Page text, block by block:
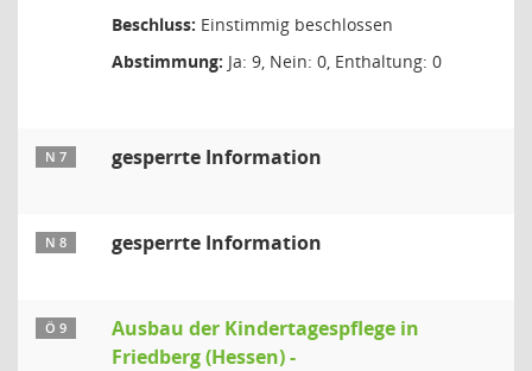
Beschluss: Einstimmig beschlossen
Abstimmung: Ja: 9, Nein: 0, Enthaltung: 0
N 7 gesperrte Information
N 8 gesperrte Information
Ö 9
Ausbau der Kindertagespflege in
Friedberg (Hessen) -